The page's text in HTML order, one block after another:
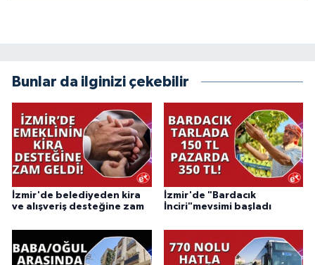
Bunlar da ilginizi çekebilir
İzmir'de belediyeden kira
ve alışveriş desteğine zam
İzmir'de "Bardacık
İnciri"mevsimi başladı